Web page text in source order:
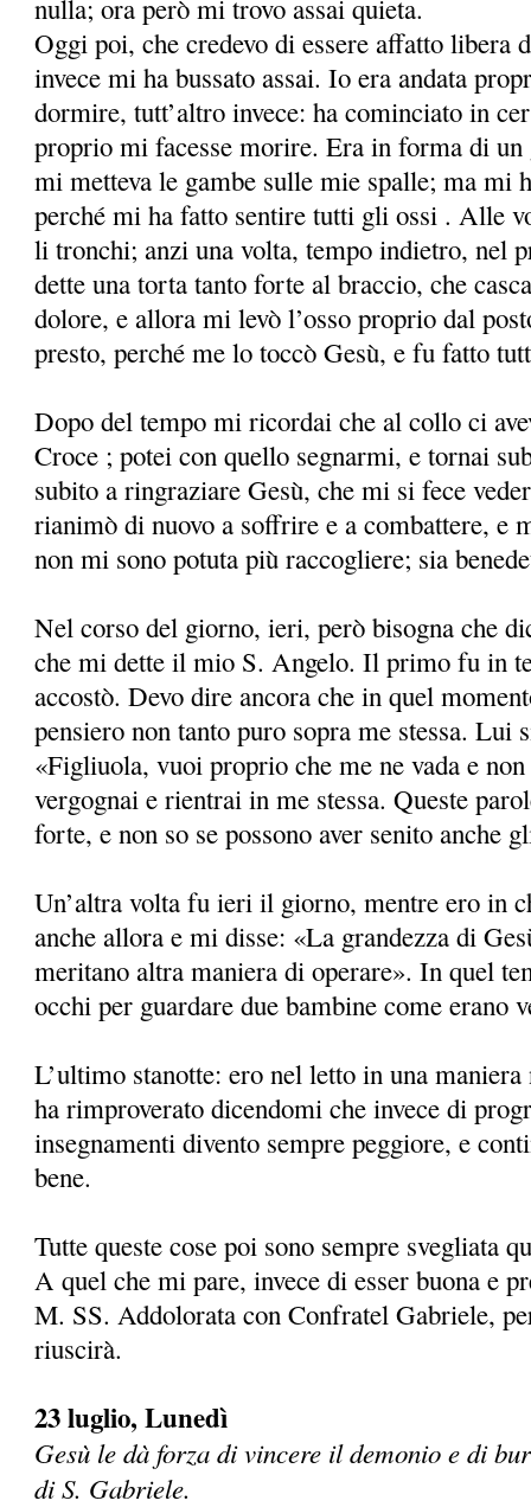
nulla; ora però mi trovo assai quieta.
Oggi poi, che credevo di essere affatto libera
invece mi ha bussato assai. Io era andata
dormire, tutt’altro invece: ha cominciato in
proprio mi facesse morire. Era in forma di un
mi metteva le gambe sulle mie spalle; ma mi
perché mi ha fatto sentire tutti gli ossi . Alle
li tronchi; anzi una volta, tempo indietro, nel
dette una torta tanto forte al braccio, che
dolore, e allora mi levò l’osso proprio dal
presto, perché me lo toccò Gesù, e fu fatto
Dopo del tempo mi ricordai che al collo ci
Croce ; potei con quello segnarmi, e tornai
subito a ringraziare Gesù, che mi si fece
rianimò di nuovo a soffrire e a combattere, e
non mi sono potuta più raccogliere; sia
Nel corso del giorno, ieri, però bisogna che
che mi dette il mio S. Angelo. Il primo fu in
accostò. Devo dire ancora che in quel
pensiero non tanto puro sopra me stessa. Lui
«Figliuola, vuoi proprio che me ne vada e
vergognai e rientrai in me stessa. Queste
forte, e non so se possono aver senito anche
Un’altra volta fu ieri il giorno, mentre ero in
anche allora e mi disse: «La grandezza di
meritano altra maniera di operare». In quel
occhi per guardare due bambine come erano
L’ultimo stanotte: ero nel letto in una
ha rimproverato dicendomi che invece di
insegnamenti divento sempre peggiore, e
bene.
Tutte queste cose poi sono sempre svegliata
A quel che mi pare, invece di esser buona e
M. SS. Addolorata con Confratel Gabriele,
riuscirà.
23 luglio, Lunedì
Gesù le dà forza di vincere il demonio e di
di S. Gabriele.